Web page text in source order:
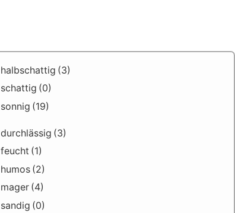
halbschattig (3)
schattig (0)
sonnig (19)
durchlässig (3)
feucht (1)
humos (2)
mager (4)
sandig (0)